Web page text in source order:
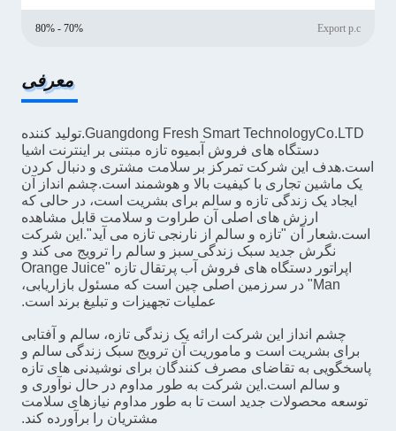
Export p.c
70% - 80%
معرفی
Guangdong Fresh Smart TechnologyCo.LTD.تولید کننده
دستگاه های فروش آبمیوه تازه مبتنی بر اینترنت اشیا
است.هدف این شرکت تمرکز بر سلامت مشتری و دنبال کردن
یک ماشین تجاری با کیفیت بالا و هوشمند است.چشم انداز آن
ایجاد یک زندگی تازه و سالم برای بشریت است، در حالی که
ارزش های اصلی آن طراوت و سلامت قابل مشاهده
است.شعار آن "تازه و سالم از نارنجی تازه می آید".این شرکت
نگرش جدید سبک زندگی سبز و سالم را ترویج می کند و
اپراتور دستگاه های فروش آب پرتقال تازه "Orange Juice
Man" در سرزمین اصلی چین است که مسئول بازاریابی،
عملیات تجهیزات و تبلیغ برند است.
چشم انداز این شرکت ارائه یک زندگی تازه، سالم و آفتابی
برای بشریت است و ماموریت آن ترویج سبک زندگی سالم و
پاسخگویی به تقاضای مصرف کنندگان برای نوشیدنی های تازه
و سالم است.این شرکت به طور مداوم در حال نوآوری و
توسعه محصولات جدید است تا به طور مداوم نیازهای سلامت
مشتریان را برآورده کند.